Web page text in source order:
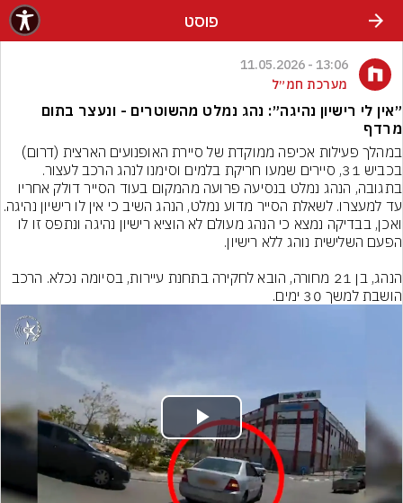
פוסט
13:06 - 11.05.2026
מערכת חמ״ל
״אין לי רישיון נהיגה״: נהג נמלט מהשוטרים - ונעצר בתום
מרדף
הושבת למשך 30 ימים.
Play
Video